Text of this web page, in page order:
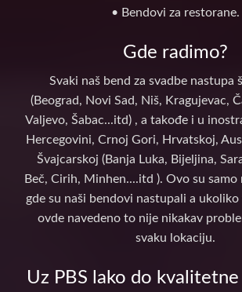
• Bendovi za restorane.
Gde radimo?
Svaki naš bend za svadbe nastupa
(Beograd, Novi Sad, Niš, Kragujevac,
Valjevo, Šabac...itd) , a takođe i u
Hercegovini, Crnoj Gori, Hrvatskoj,
Švajcarskoj (Banja Luka, Bijeljina,
Beč, Cirih, Minhen....itd ). Ovo su samo
gde su naši bendovi nastupali a ukoliko
ovde navedeno to nije nikakav
svaku lokaciju.
Uz PBS lako do kvalitetne